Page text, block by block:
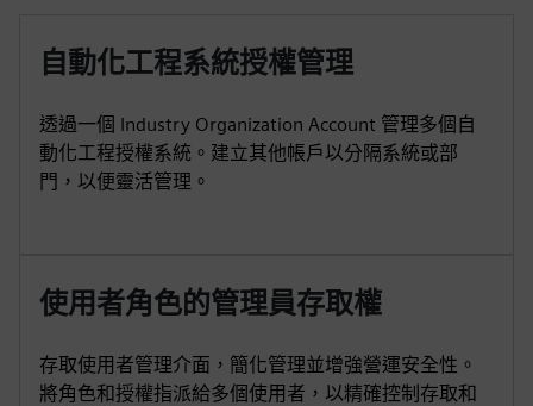
自動化工程系統授權管理
透過一個 Industry Organization Account 管理多個自
動化工程授權系統。建立其他帳戶以分隔系統或部
門，以便靈活管理。
使用者角色的管理員存取權
存取使用者管理介面，簡化管理並增強營運安全性。
將角色和授權指派給多個使用者，以精確控制存取和